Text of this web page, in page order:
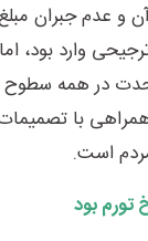
آن و عدم جبران
وارد بود،
در همه سطوح
با
است.
تورم بود